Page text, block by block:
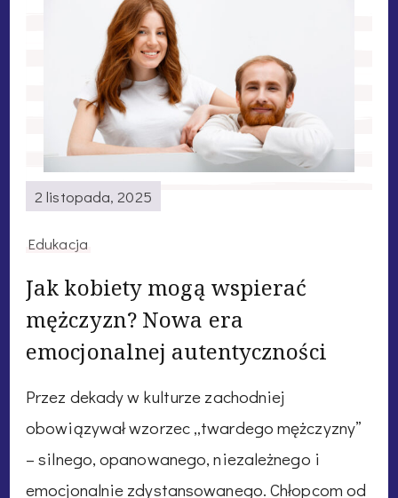
2 listopada, 2025
Edukacja
Jak kobiety mogą wspierać
mężczyzn? Nowa era
emocjonalnej autentyczności
Przez dekady w kulturze zachodniej
obowiązywał wzorzec „twardego mężczyzny”
– silnego, opanowanego, niezależnego i
emocjonalnie zdystansowanego. Chłopcom od